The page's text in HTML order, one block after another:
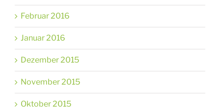
Februar 2016
Januar 2016
Dezember 2015
November 2015
Oktober 2015